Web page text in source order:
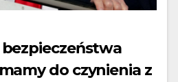
do czynienia z